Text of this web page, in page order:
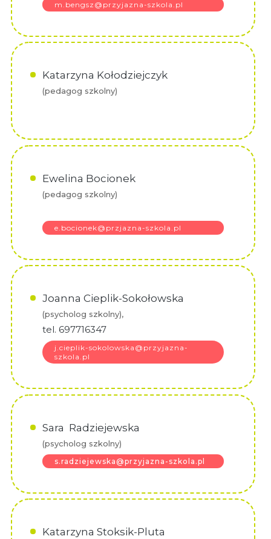
m.bengsz@przyjazna-szkola.pl
Katarzyna Kołodziejczyk
(pedagog szkolny)
Ewelina Bocionek
(pedagog szkolny)
e.bocionek@przjazna-szkola.pl
Joanna Cieplik-Sokołowska
(psycholog szkolny),
tel. 697716347
j.cieplik-sokolowska@przyjazna-
szkola.pl
Sara Radziejewska
(psycholog szkolny)
s.radziejewska@przyjazna-szkola.pl
Katarzyna Stoksik-Pluta